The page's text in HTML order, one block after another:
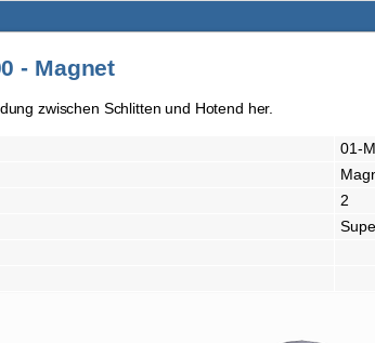
- Magnet
zwischen Schlitten und Hotend her.
01-
2